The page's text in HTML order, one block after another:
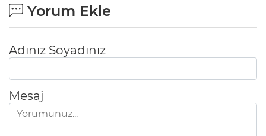
Yorum Ekle
Adınız Soyadınız
Mesaj